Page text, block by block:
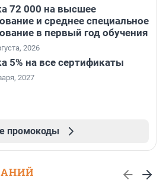
72 000 на высшее
и среднее специальное
в первый год обучения
2026
5% на все сертификаты
2027
промокоды